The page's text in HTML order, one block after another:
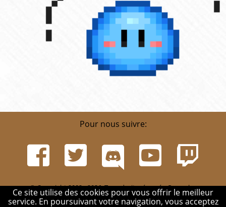
Pour nous suivre:
© Copyright 2002 - 2026. Tous droits réservés. Pour plus
d'informations, rendez-vous sur la page Infos.
Ce site utilise des cookies pour vous offrir le meilleur
service. En poursuivant votre navigation, vous acceptez